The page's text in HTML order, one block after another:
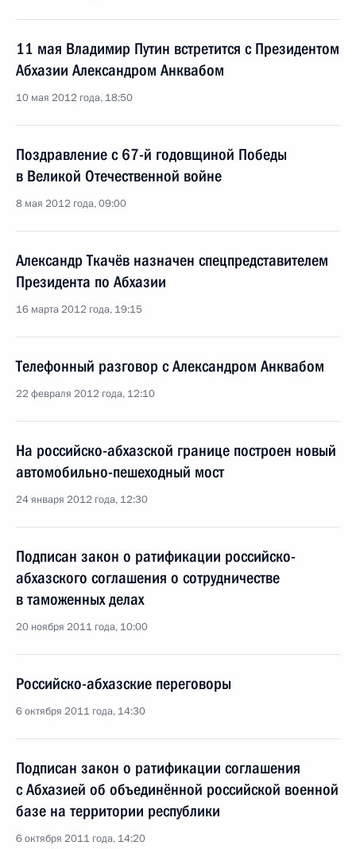
11 мая Владимир Путин встретится с Президентом
Абхазии Александром Анквабом
10 мая 2012 года, 18:50
Поздравление с 67-й годовщиной Победы
в Великой Отечественной войне
8 мая 2012 года, 09:00
Александр Ткачёв назначен спецпредставителем
Президента по Абхазии
16 марта 2012 года, 19:15
Телефонный разговор с Александром Анквабом
22 февраля 2012 года, 12:10
На российско-абхазской границе построен новый
автомобильно-пешеходный мост
24 января 2012 года, 12:30
Подписан закон о ратификации российско-
абхазского соглашения о сотрудничестве
в таможенных делах
20 ноября 2011 года, 10:00
Российско-абхазские переговоры
6 октября 2011 года, 14:30
Подписан закон о ратификации соглашения
с Абхазией об объединённой российской военной
базе на территории республики
6 октября 2011 года, 14:20